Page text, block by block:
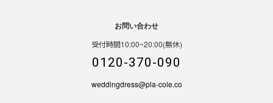
お問い合わせ
受付時間10:00~20:00(無休)
0120-370-090
weddingdress@pla-cole.co